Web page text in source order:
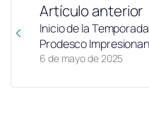
Artículo anterior
6 de mayo de 2025
Inicio de la
Prodesco